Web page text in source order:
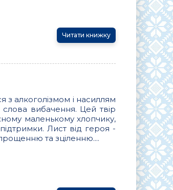
Читати книжку
з алкоголізмом і насиллям
вибачення. Цей твір
маленькому хлопчику,
Лист від героя -
та зціленню....